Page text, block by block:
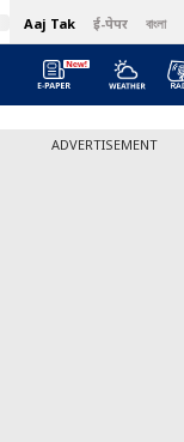
Aaj Tak ई-पेपर বাংলা
ADVERTISEMENT